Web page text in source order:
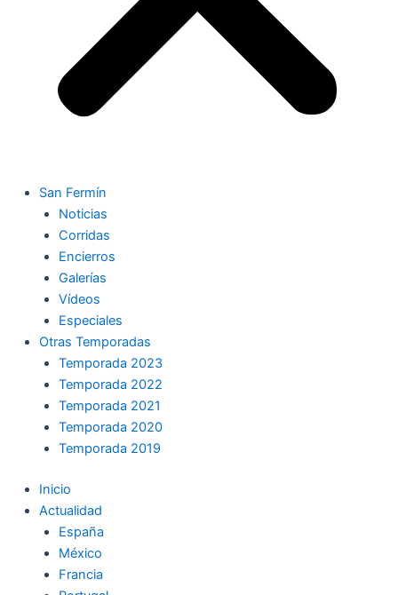
San Fermín
Noticias
Corridas
Encierros
Galerías
Vídeos
Especiales
Otras Temporadas
Temporada 2023
Temporada 2022
Temporada 2021
Temporada 2020
Temporada 2019
Inicio
Actualidad
España
México
Francia